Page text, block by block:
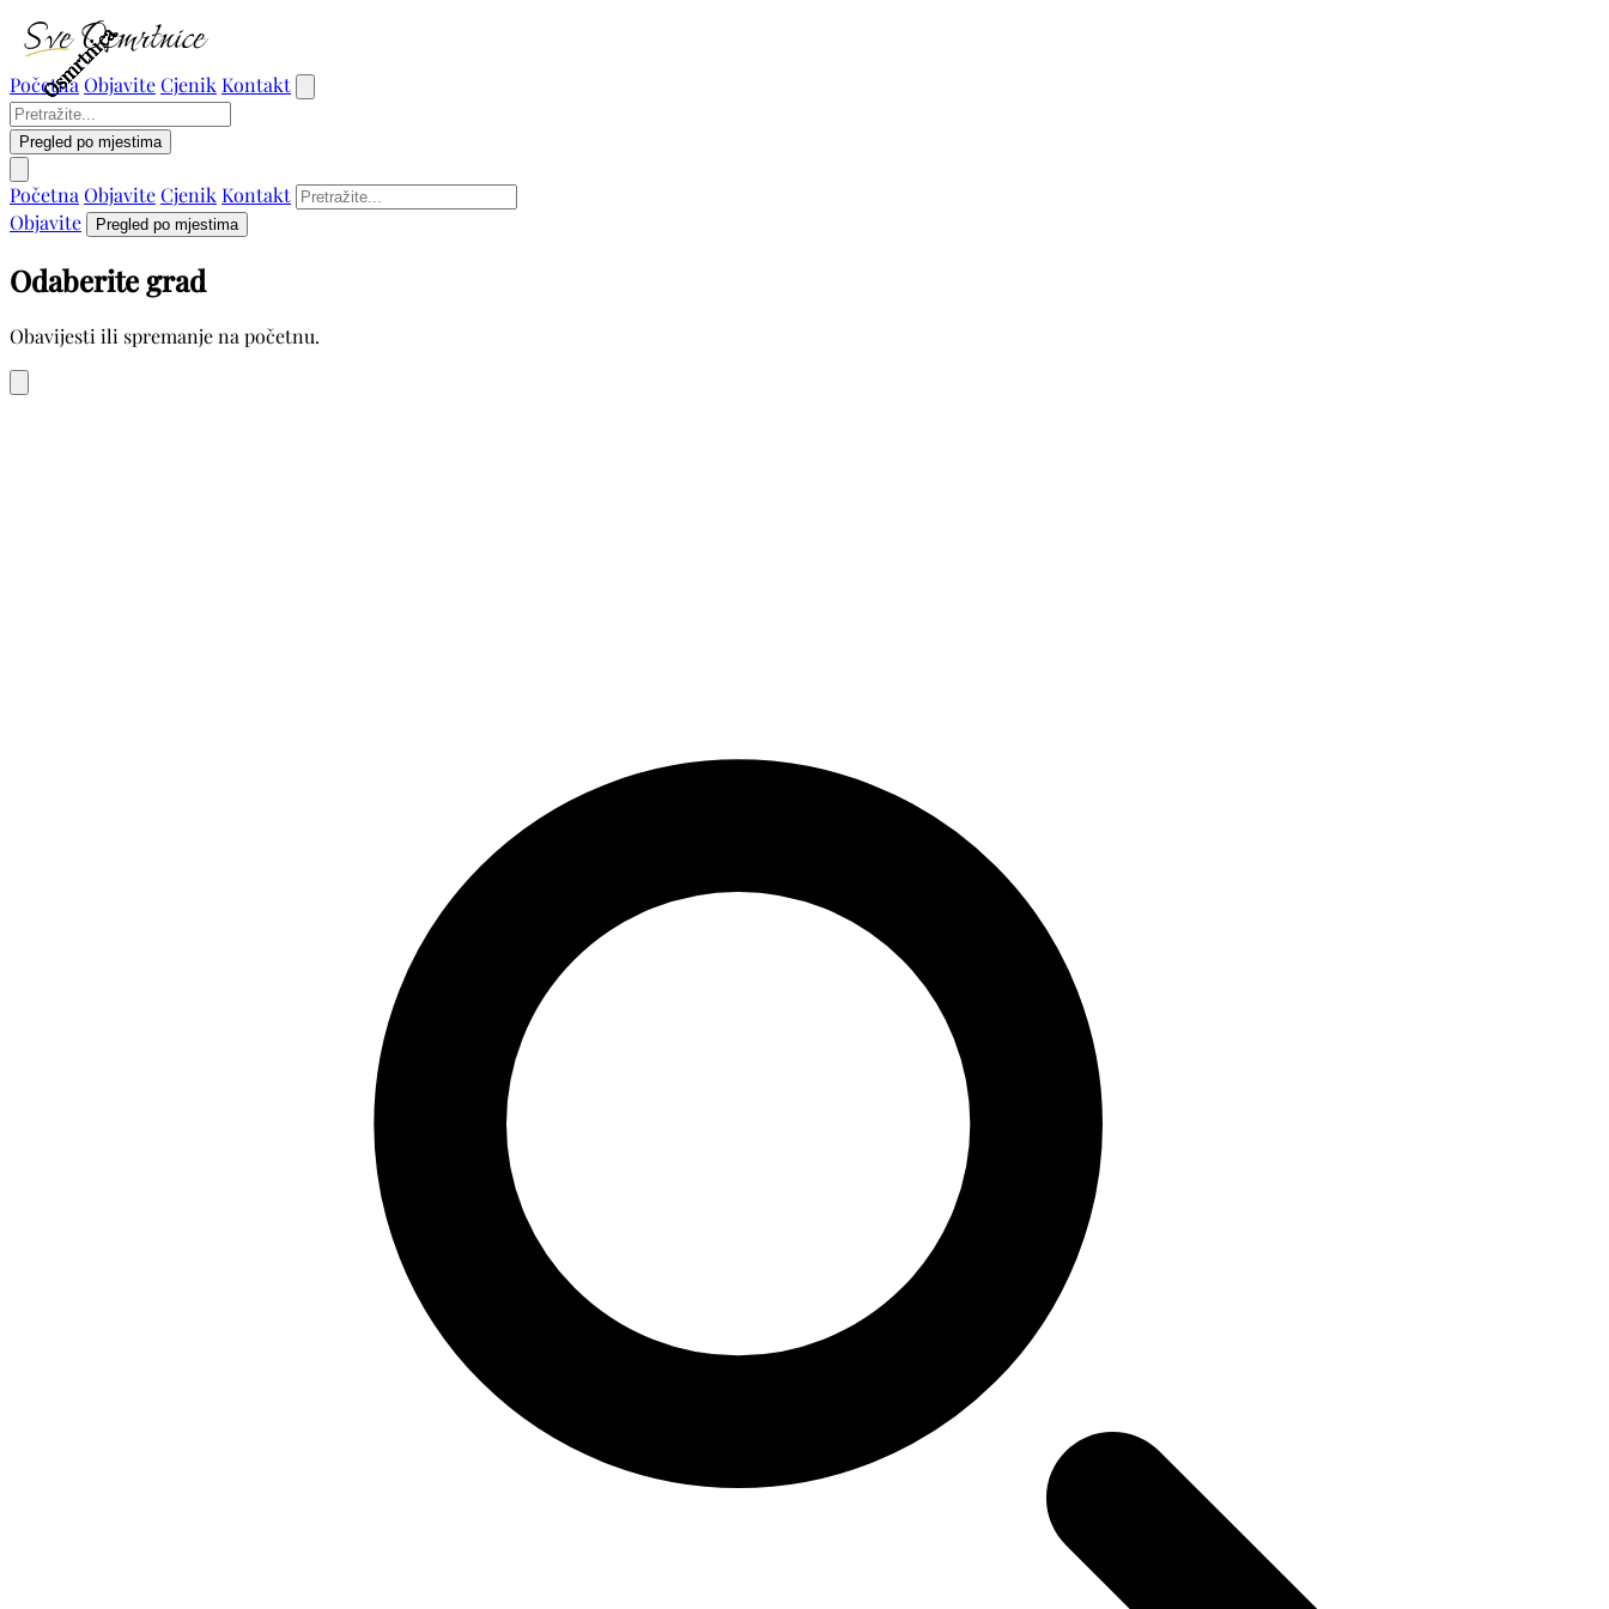
Početna ObjaviteCjenik Kontakt
Pregled po mjestima
Početna ObjaviteCjenik Kontakt
Objavite
Pregled po mjestima
Odaberite grad
Obavijesti ili spremanje na početnu.
Osmrtnica
Osmrtnica
Osmrtnica
Osmrtnica
Osmrtnica
Osmrtnica
Osmrtnica